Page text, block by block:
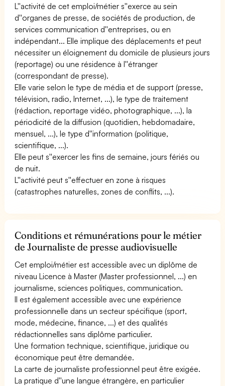
L''activité de cet emploi/métier s''exerce au sein
d''organes de presse, de sociétés de production, de
services communication d''entreprises, ou en
indépendant... Elle implique des déplacements et peut
nécessiter un éloignement du domicile de plusieurs jours
(reportage) ou une résidence à l''étranger
(correspondant de presse).
Elle varie selon le type de média et de support (presse,
télévision, radio, Internet, ...), le type de traitement
(rédaction, reportage vidéo, photographique, ...), la
périodicité de la diffusion (quotidien, hebdomadaire,
mensuel, ...), le type d''information (politique,
scientifique, ...).
Elle peut s''exercer les fins de semaine, jours fériés ou
de nuit.
L''activité peut s''effectuer en zone à risques
(catastrophes naturelles, zones de conflits, ...).
Conditions et rémunérations pour le métier
de Journaliste de presse audiovisuelle
Cet emploi/métier est accessible avec un diplôme de
niveau Licence à Master (Master professionnel, ...) en
journalisme, sciences politiques, communication.
Il est également accessible avec une expérience
professionnelle dans un secteur spécifique (sport,
mode, médecine, finance, ...) et des qualités
rédactionnelles sans diplôme particulier.
Une formation technique, scientifique, juridique ou
économique peut être demandée.
La carte de journaliste professionnel peut être exigée.
La pratique d''une langue étrangère, en particulier